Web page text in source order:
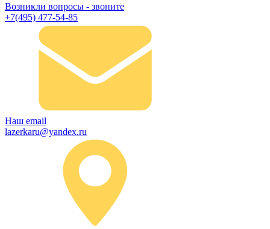
Возникли вопросы - звоните
+7(495) 477-54-85
Наш email
lazerkaru@yandex.ru